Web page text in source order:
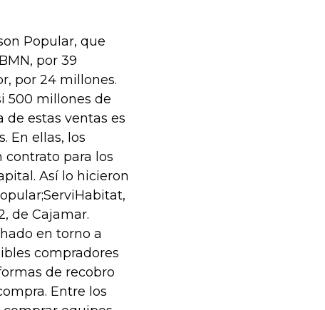
Popular, que
por 39
por 24 millones.
500 millones de
de estas ventas es
En ellas, los
para los
Así lo hicieron
de Cajamar.
en torno a
compradores
de recobro
Entre los